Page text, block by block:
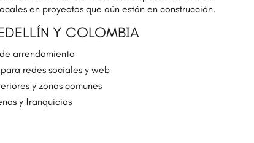
en proyectos que aún están en construcción.
Y COLOMBIA
arrendamiento
redes sociales y web
y zonas comunes
y franquicias